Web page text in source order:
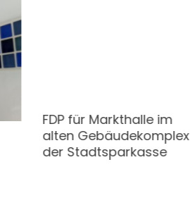
FDP für Markthalle im
alten Gebäudekomplex
der Stadtsparkasse